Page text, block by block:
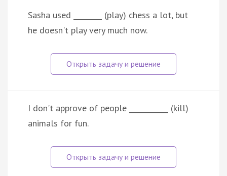
Sasha used ________ (play) chess a lot, but
he doesn't play very much now.
I don't approve of people ___________ (kill)
animals for fun.